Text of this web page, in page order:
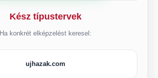
Kész típustervek
Ha konkrét elképzelést keresel:
ujhazak.com